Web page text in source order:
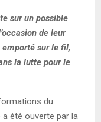
sur un possible
de leur
emporté sur le fil,
la lutte pour le
du
a été ouverte par la